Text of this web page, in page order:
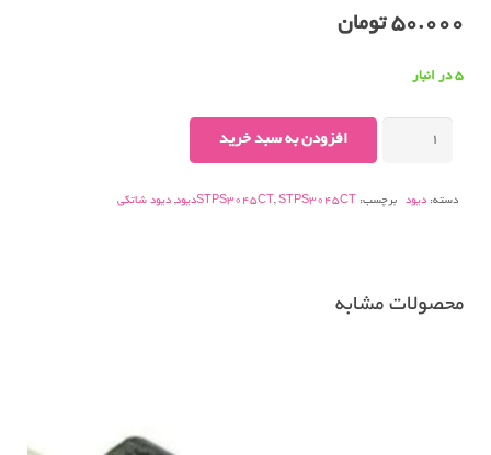
50.000 تومان
5 در انبار
افزودن به سبد خرید
دسته: دیود برچسب: STPS3045CT ,STPS3045CTدیود , دیود شاتکی
محصولات مشابه